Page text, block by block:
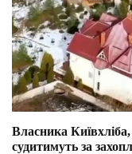
Власника
судитимуть за